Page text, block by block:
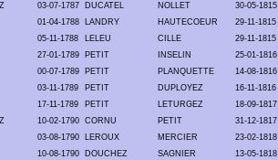
03-07-1787 DUCATEL NOLLET 30-05-1815
01-04-1788 LANDRY HAUTECOEUR 29-11-1815
05-11-1788 LELEU CILLE 29-11-1815
27-01-1789 PETIT INSELIN 25-01-1816
00-07-1789 PETIT PLANQUETTE 14-08-1816
03-11-1789 PETIT DUPLOYEZ 16-11-1816
17-11-1789 PETIT LETURGEZ 18-09-1817
10-02-1790 CORNU PETIT 31-12-1817
03-08-1790 LEROUX MERCIER 23-02-1818
10-08-1790 DOUCHEZ SAGNIER 13-05-1818